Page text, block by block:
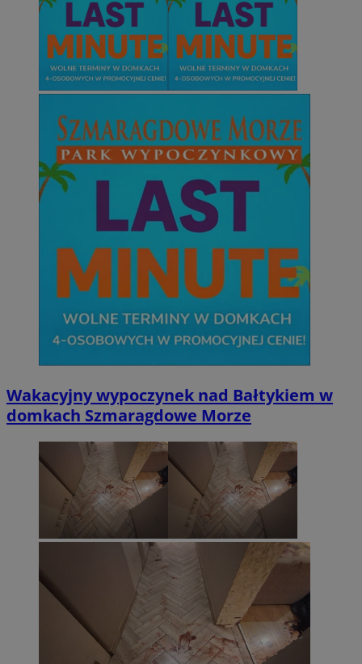
Wakacyjny wypoczynek nad Bałtykiem w
domkach Szmaragdowe Morze